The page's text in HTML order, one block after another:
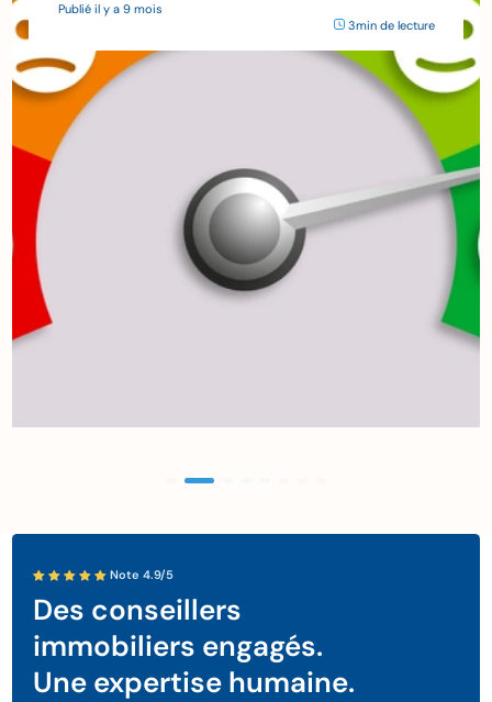
Publié il y a 9 mois
3min de lecture
Note 4.9/5
Des conseillers
immobiliers engagés.
Une expertise humaine.